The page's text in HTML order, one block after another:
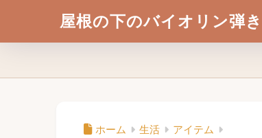
屋根の下のバイオリン弾き
ホーム 生活 アイテム